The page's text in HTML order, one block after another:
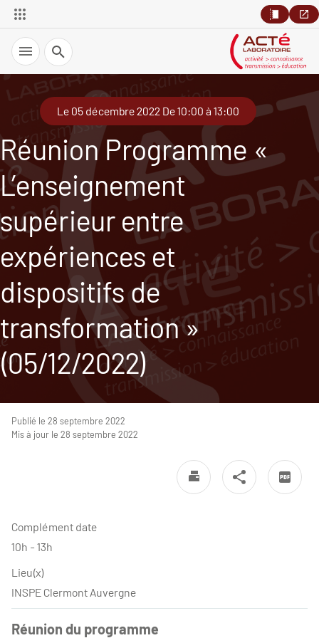
Recherche
Le 05 décembre 2022 De 10:00 à 13:00
Réunion Programme «
L’enseignement
supérieur entre
expériences et
dispositifs de
transformation »
(05/12/2022)
Publié le 28 septembre 2022
Mis à jour le 28 septembre 2022
Complément date
10h - 13h
Lieu(x)
INSPE Clermont Auvergne
Réunion du programme